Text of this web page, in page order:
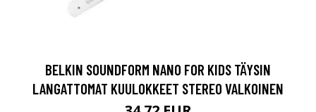
BELKIN SOUNDFORM NANO FOR KIDS TÄYSIN
LANGATTOMAT KUULOKKEET STEREO VALKOINEN